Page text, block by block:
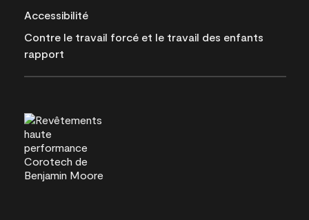
Accessibilité
Contre le travail forcé et le travail des enfants
rapport